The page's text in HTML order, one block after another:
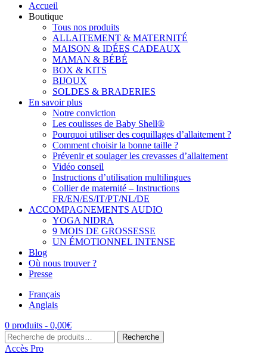
Accueil
Boutique
Tous nos produits
ALLAITEMENT & MATERNITÉ
MAISON & IDÉES CADEAUX
MAMAN & BÉBÉ
BOX & KITS
BIJOUX
SOLDES & BRADERIES
En savoir plus
Notre conviction
Les coulisses de Baby Shell®
Pourquoi utiliser des coquillages d’allaitement ?
Comment choisir la bonne taille ?
Prévenir et soulager les crevasses d’allaitement
Vidéo conseil
Instructions d’utilisation multilingues
Collier de maternité – Instructions
FR/EN/ES/IT/PT/NL/DE
ACCOMPAGNEMENTS AUDIO
YOGA NIDRA
9 MOIS DE GROSSESSE
UN ÉMOTIONNEL INTENSE
Blog
Où nous trouver ?
Presse
Français
Anglais
0 produits - 0,00€
Recherche
pour :
Recherche
Accès Pro